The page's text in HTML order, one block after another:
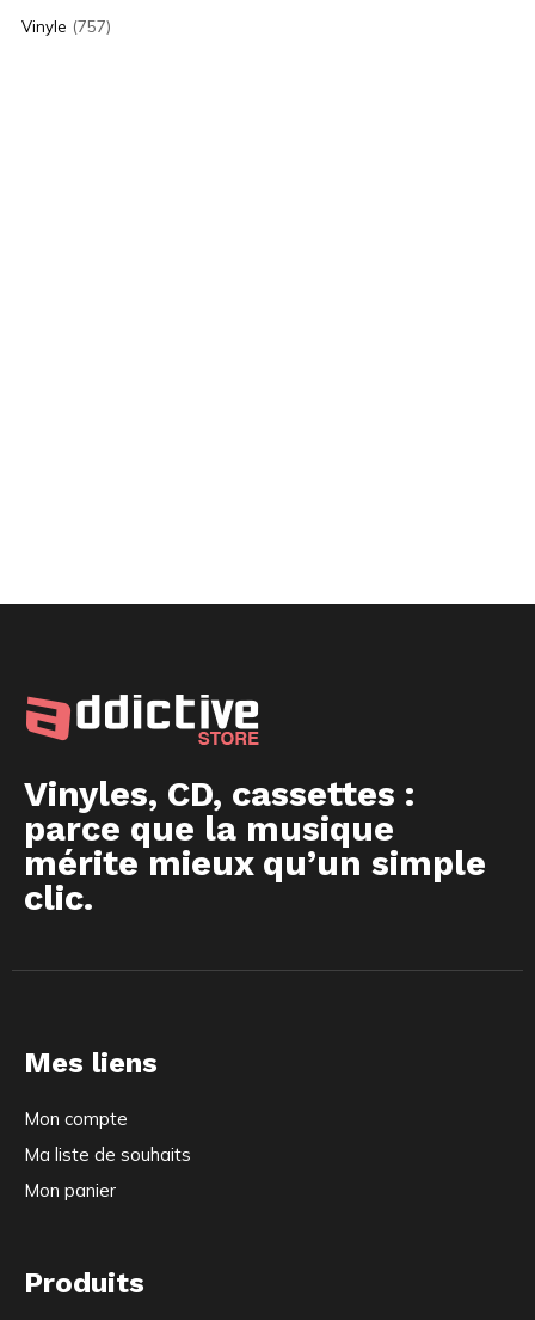
Vinyle (757)
Vinyles, CD, cassettes :
parce que la musique
mérite mieux qu’un simple
clic.
Mes liens
Mon compte
Ma liste de souhaits
Mon panier
Produits